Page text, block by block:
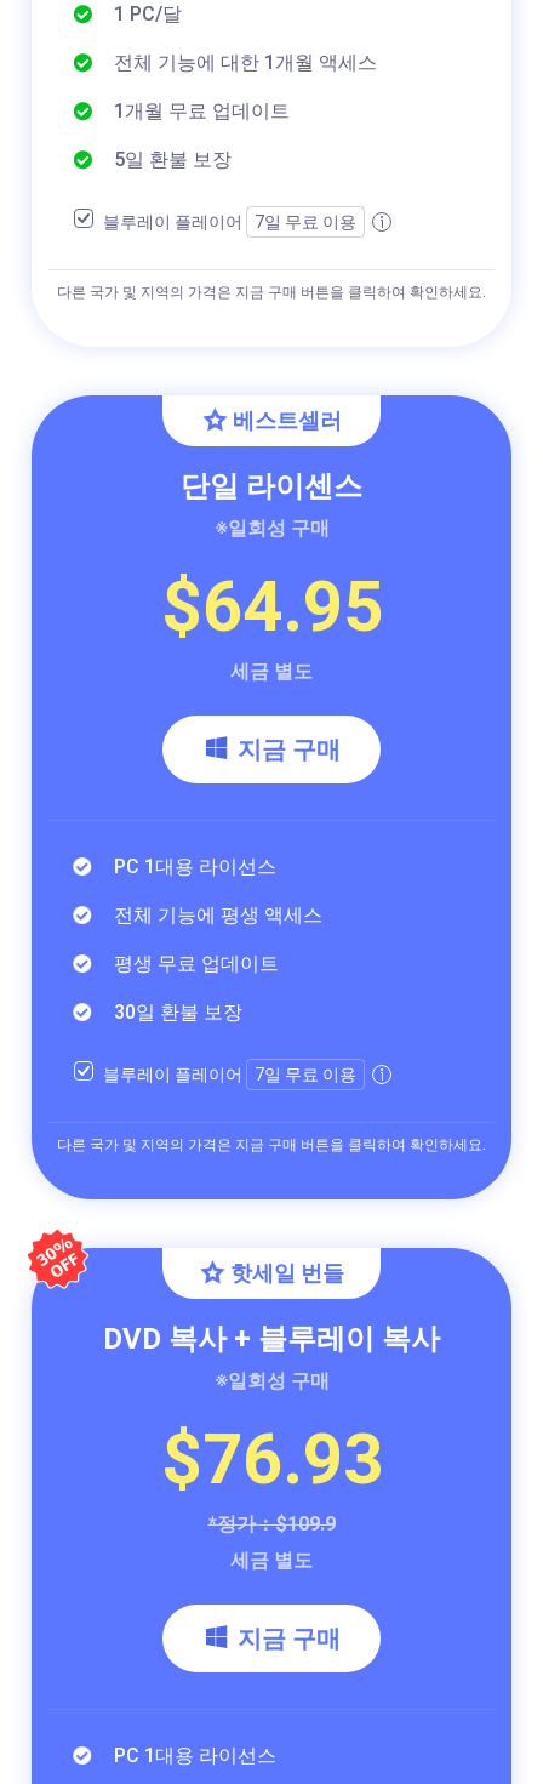
1 PC/달
전체 기능에 대한 1개월 액세스
1개월 무료 업데이트
5일 환불 보장
블루레이 플레이어 7일 무료 이용
다른 국가 및 지역의 가격은 지금 구매 버튼을 클릭하여 확인하세요.
베스트셀러
단일 라이센스
※일회성 구매
$64.95
세금 별도
지금 구매
PC 1대용 라이선스
전체 기능에 평생 액세스
평생 무료 업데이트
30일 환불 보장
블루레이 플레이어 7일 무료 이용
다른 국가 및 지역의 가격은 지금 구매 버튼을 클릭하여 확인하세요.
핫세일 번들
DVD 복사 + 블루레이 복사
※일회성 구매
$76.93
*정가：$109.9
세금 별도
지금 구매
PC 1대용 라이선스